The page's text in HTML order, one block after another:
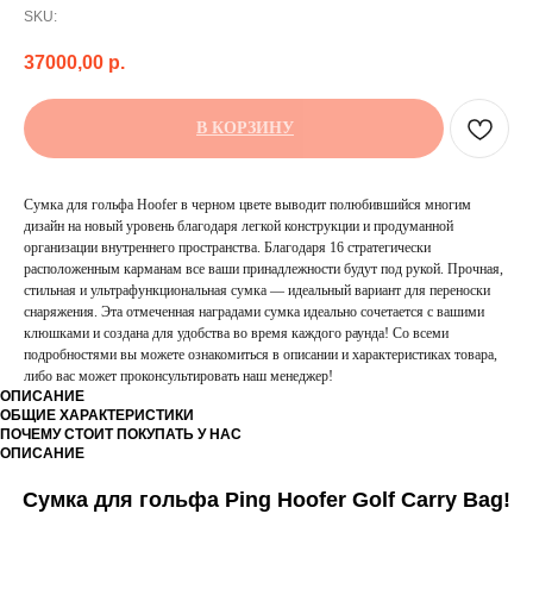
SKU:
37000,00 р.
В КОРЗИНУ
Сумка для гольфа Hoofer в черном цвете выводит полюбившийся многим
дизайн на новый уровень благодаря легкой конструкции и продуманной
организации внутреннего пространства. Благодаря 16 стратегически
расположенным карманам все ваши принадлежности будут под рукой. Прочная,
стильная и ультрафункциональная сумка — идеальный вариант для переноски
снаряжения. Эта отмеченная наградами сумка идеально сочетается с вашими
клюшками и создана для удобства во время каждого раунда! Со всеми
подробностями вы можете ознакомиться в описании и характеристиках товара,
либо вас может проконсультировать наш менеджер!
ОПИСАНИЕ
ОБЩИЕ ХАРАКТЕРИСТИКИ
ПОЧЕМУ СТОИТ ПОКУПАТЬ У НАС
ОПИСАНИЕ
Сумка для гольфа Ping Hoofer Golf Carry Bag!